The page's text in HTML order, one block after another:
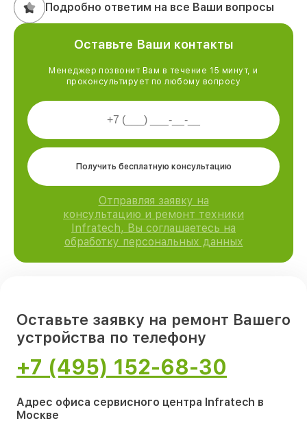
Подробно ответим на все Ваши вопросы
Оставьте Ваши контакты
Менеджер позвонит Вам в течение 15 минут, и
проконсультирует по любому вопросу
Получить бесплатную консультацию
Отправляя заявку на
консультацию и ремонт техники
Infratech, Вы соглашаетесь на
обработку персональных данных
Оставьте заявку на ремонт Вашего
устройства по телефону
+7 (495) 152-68-30
Адрес офиса сервисного центра Infratech в
Москве